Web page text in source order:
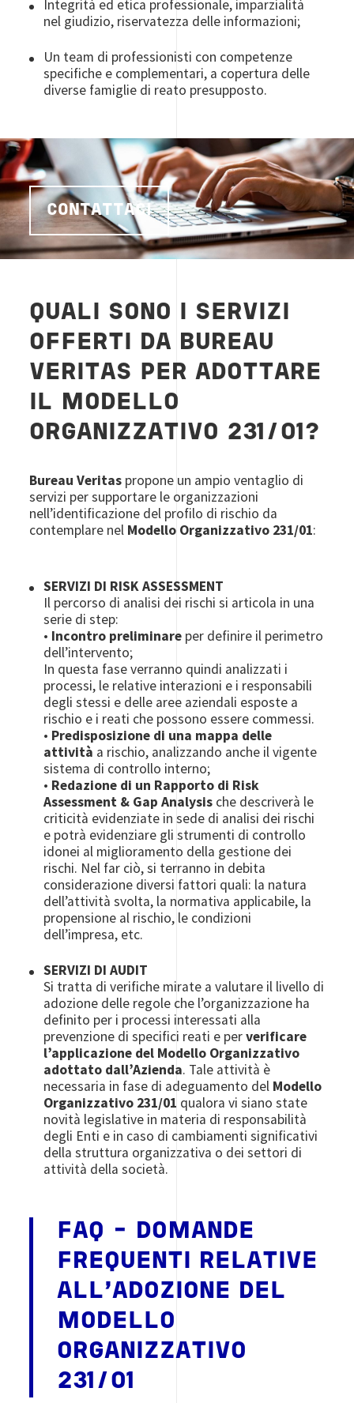
Integrità ed etica professionale, imparzialità
nel giudizio, riservatezza delle informazioni;
Un team di professionisti con competenze
specifiche e complementari, a copertura delle
diverse famiglie di reato presupposto.
CONTATTACI
QUALI SONO I SERVIZI
OFFERTI DA BUREAU
VERITAS PER ADOTTARE
IL MODELLO
ORGANIZZATIVO 231/01?
Bureau Veritas propone un ampio ventaglio di
servizi per supportare le organizzazioni
nell’identificazione del profilo di rischio da
contemplare nel Modello Organizzativo 231/01:
SERVIZI DI RISK ASSESSMENT
Il percorso di analisi dei rischi si articola in una
serie di step:
• Incontro preliminare per definire il perimetro
dell’intervento;
In questa fase verranno quindi analizzati i
processi, le relative interazioni e i responsabili
degli stessi e delle aree aziendali esposte a
rischio e i reati che possono essere commessi.
• Predisposizione di una mappa delle
attività a rischio, analizzando anche il vigente
sistema di controllo interno;
• Redazione di un Rapporto di Risk
Assessment & Gap Analysis che descriverà le
criticità evidenziate in sede di analisi dei rischi
e potrà evidenziare gli strumenti di controllo
idonei al miglioramento della gestione dei
rischi. Nel far ciò, si terranno in debita
considerazione diversi fattori quali: la natura
dell’attività svolta, la normativa applicabile, la
propensione al rischio, le condizioni
dell’impresa, etc.
SERVIZI DI AUDIT
Si tratta di verifiche mirate a valutare il livello di
adozione delle regole che l’organizzazione ha
definito per i processi interessati alla
prevenzione di specifici reati e perverificare
l’applicazione del Modello Organizzativo
adottato dall’Azienda. Tale attività è
necessaria in fase di adeguamento del Modello
Organizzativo 231/01 qualora vi siano state
novità legislative in materia di responsabilità
degli Enti e in caso di cambiamenti significativi
della struttura organizzativa o dei settori di
attività della società.
FAQ - DOMANDE
FREQUENTI RELATIVE
ALL'ADOZIONE DEL
MODELLO
ORGANIZZATIVO
231/01